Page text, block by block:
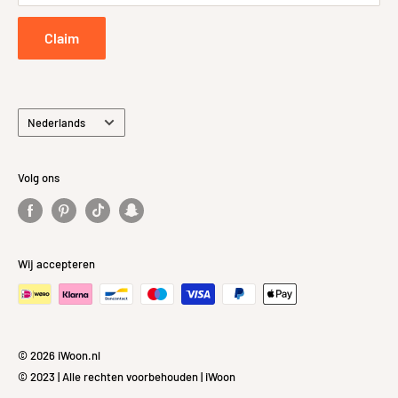
Privacybeleid
Claim
Taal
Nederlands
Volg ons
Wij accepteren
© 2026 iWoon.nl
© 2023 | Alle rechten voorbehouden | iWoon